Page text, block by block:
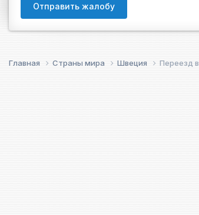
Отправить жалобу
Главная Страны мира Швеция Переезд